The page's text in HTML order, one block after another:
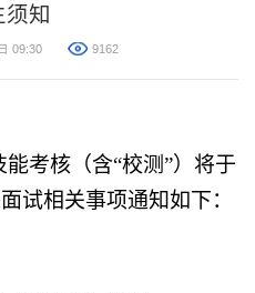
须知
09:30 9162
考核（含“校测”）将于
试相关事项通知如下：